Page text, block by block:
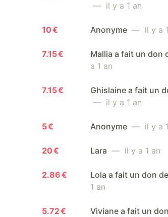
— il y a 1 an
10 € Anonyme — il y a
7.15 € Mallia a fait un don
a 1 an
7.15 €
Ghislaine a fait un
— il y a 1 an
5 € Anonyme — il y a
20 € Lara — il y a 1 an
2.86 € Lola a fait un don
1 an
5.72 € Viviane a fait un